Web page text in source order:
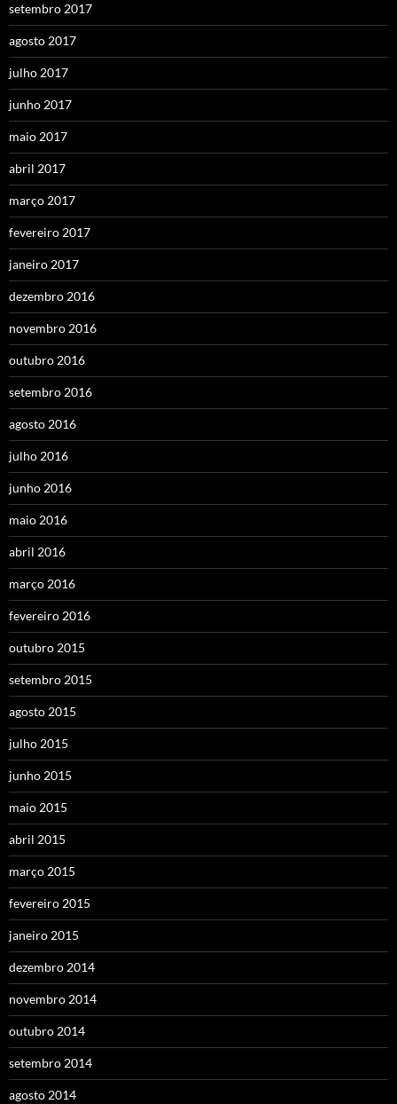
setembro 2017
agosto 2017
julho 2017
junho 2017
maio 2017
abril 2017
março 2017
fevereiro 2017
janeiro 2017
dezembro 2016
novembro 2016
outubro 2016
setembro 2016
agosto 2016
julho 2016
junho 2016
maio 2016
abril 2016
março 2016
fevereiro 2016
outubro 2015
setembro 2015
agosto 2015
julho 2015
junho 2015
maio 2015
abril 2015
março 2015
fevereiro 2015
janeiro 2015
dezembro 2014
novembro 2014
outubro 2014
setembro 2014
agosto 2014